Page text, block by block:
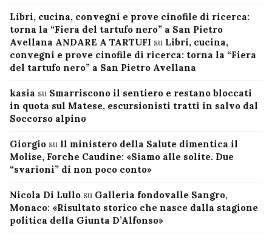
Libri, cucina, convegni e prove cinofile di ricerca:
torna la “Fiera del tartufo nero” a San Pietro
Avellana ANDARE A TARTUFI su Libri, cucina,
convegni e prove cinofile di ricerca: torna la “Fiera
del tartufo nero” a San Pietro Avellana
kasia su Smarriscono il sentiero e restano bloccati
in quota sul Matese, escursionisti tratti in salvo dal
Soccorso alpino
Giorgio su Il ministero della Salute dimentica il
Molise, Forche Caudine: «Siamo alle solite. Due
“svarioni” di non poco conto»
Nicola Di Lullo su Galleria fondovalle Sangro,
Monaco: «Risultato storico che nasce dalla stagione
politica della Giunta D’Alfonso»